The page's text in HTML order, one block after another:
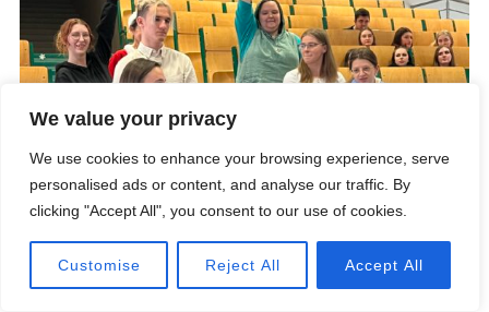
We value your privacy
We use cookies to enhance your browsing experience, serve
personalised ads or content, and analyse our traffic. By
clicking "Accept All", you consent to our use of cookies.
Customise Reject All Accept All